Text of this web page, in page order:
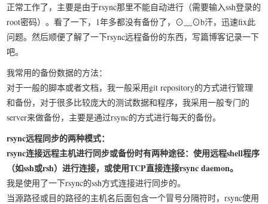
战与原理解析》
关于本博客
我要笑遍世界
正常工作了，主要是由于rsync那里不能自动进行（需要输入ssh登录的
root密码）。看了一下，1年多都没有备份了，⊙﹏⊙b汗，迅速fix此
问题。然后顺便了解了一下rsync远程备份的东西，写篇博客记录一下
吧。
我常用的备份数据的方法：
对于一般的脚本或者文档，我一般采用git repository的方式进行管理
和备份，对于很多比较庞大的测试数据和程序，我采用一般专门的
server来做备份，主要是通过rsync的方式进行每天的备份。
rsync远程同步的两种模式：
rsync连接远程主机进行同步或备份时有两种途径：使用远程shell程序
（如ssh或rsh）进行连接，或使用TCP直接连接rsync daemon。
我是使用了一下rsync的ssh方式连接进行同步的。
当源路径或目的路径的主机名后面包含一个冒号分隔符时，rsync使用